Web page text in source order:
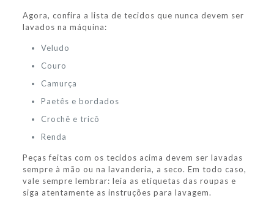
Agora, confira a lista de tecidos que nunca devem ser
lavados na máquina:
Veludo
Couro
Camurça
Paetês e bordados
Crochê e tricô
Renda
Peças feitas com os tecidos acima devem ser lavadas
sempre à mão ou na lavanderia, a seco. Em todo caso,
vale sempre lembrar: leia as etiquetas das roupas e
siga atentamente as instruções para lavagem.